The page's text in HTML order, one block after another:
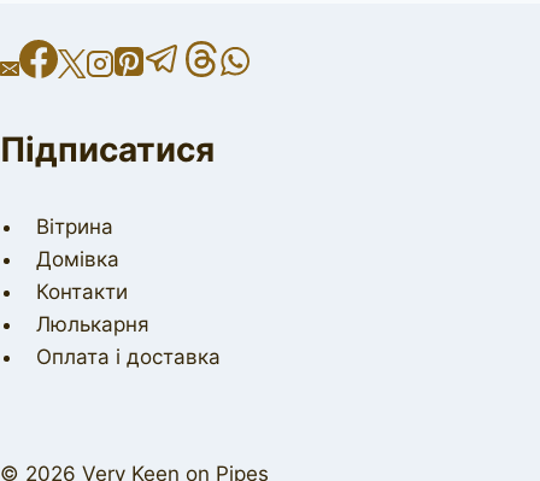
Підписатися
Вітрина
Домівка
Контакти
Люлькарня
Оплата і доставка
© 2026 Very Keen on Pipes